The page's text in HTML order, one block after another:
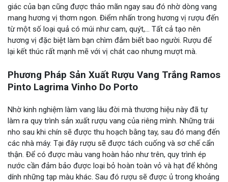
giác của bạn cũng được thảo mãn ngay sau đó nhờ dòng vang
mang hương vị thơm ngon. Điểm nhấn trong hương vị rượu đến
từ một số loại quả có múi như cam, quýt,… Tất cả tạo nên
hương vị đặc biệt làm bạn chìm đắm biết bao người. Rượu để
lại kết thúc rất mạnh mẽ với vị chát cao nhưng mượt mà.
Phương Pháp Sản Xuất Rượu Vang Trắng Ramos
Pinto Lagrima Vinho Do Porto
Nhờ kinh nghiệm làm vang lâu đời mà thương hiệu này đã tự
làm ra quy trình sản xuất rượu vang của riêng mình. Những trái
nho sau khi chín sẽ được thu hoạch bằng tay, sau đó mang đến
các nhà máy. Tại đây rượu sẽ được tách cuống và sơ chế cẩn
thận. Để có được màu vang hoàn hảo như trên, quy trình ép
nước cần đảm bảo được loại bỏ hoàn toàn vỏ và hạt để không
dính những tạp màu khác. Sau đó rượu sẽ được ủ trong khoảng